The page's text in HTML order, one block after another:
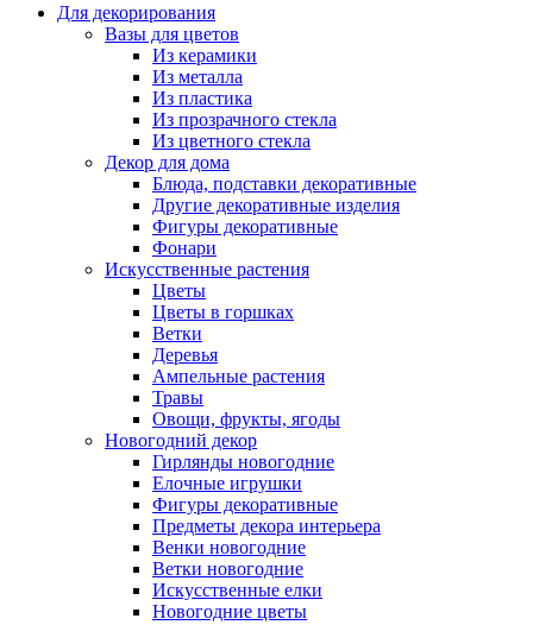
Для декорирования
Вазы для цветов
Из керамики
Из металла
Из пластика
Из прозрачного стекла
Из цветного стекла
Декор для дома
Блюда, подставки декоративные
Другие декоративные изделия
Фигуры декоративные
Фонари
Искусственные растения
Цветы
Цветы в горшках
Ветки
Деревья
Ампельные растения
Травы
Овощи, фрукты, ягоды
Новогодний декор
Гирлянды новогодние
Елочные игрушки
Фигуры декоративные
Предметы декора интерьера
Венки новогодние
Ветки новогодние
Искусственные елки
Новогодние цветы